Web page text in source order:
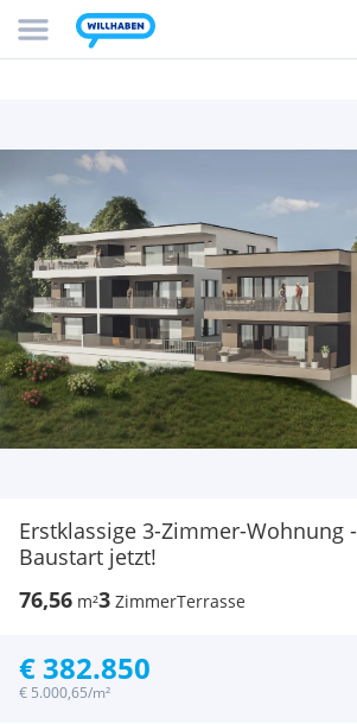
Erstklassige 3-Zimmer-Wohnung -
Baustart jetzt!
76,56 m²3 ZimmerTerrasse
€ 382.850
€ 5.000,65/m²